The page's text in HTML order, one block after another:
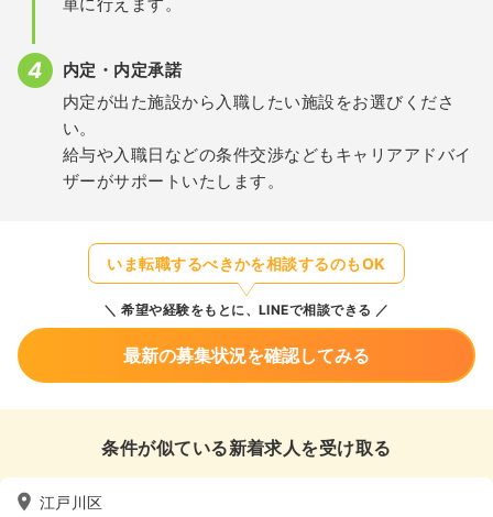
単に行えます。
内定・内定承諾
内定が出た施設から入職したい施設をお選びくださ
い。
給与や入職日などの条件交渉などもキャリアアドバイ
ザーがサポートいたします。
いま転職するべきかを相談するのもOK
希望や経験をもとに、LINEで相談できる
最新の募集状況を確認してみる
条件が似ている新着求人を受け取る
江戸川区